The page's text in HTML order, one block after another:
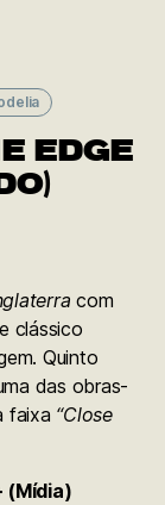
EDGE
com
clássico
Quinto
das obras-
faixa “Close
(Mídia)